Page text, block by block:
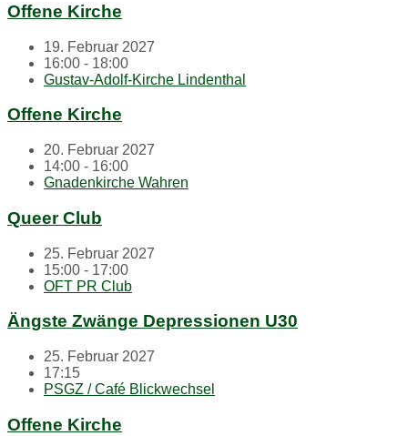
Offene Kirche
19. Februar 2027
16:00 - 18:00
Gustav-Adolf-Kirche Lindenthal
Offene Kirche
20. Februar 2027
14:00 - 16:00
Gnadenkirche Wahren
Queer Club
25. Februar 2027
15:00 - 17:00
OFT PR Club
Ängste Zwänge Depressionen U30
25. Februar 2027
17:15
PSGZ / Café Blickwechsel
Offene Kirche